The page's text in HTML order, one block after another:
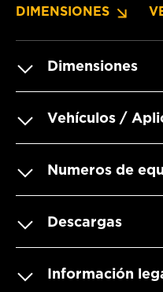
DIMENSIONES
Dimensiones
Vehículos /
Numeros de
Descargas
Información